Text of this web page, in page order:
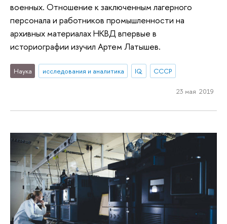
военных. Отношение к заключенным лагерного
персонала и работников промышленности на
архивных материалах НКВД впервые в
историографии изучил Артем Латышев.
Наука исследования и аналитика IQ СССР
23 мая 2019